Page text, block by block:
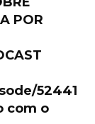
POR
52441
com o